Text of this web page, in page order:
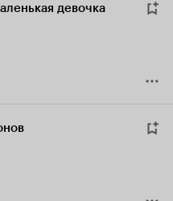
девочка